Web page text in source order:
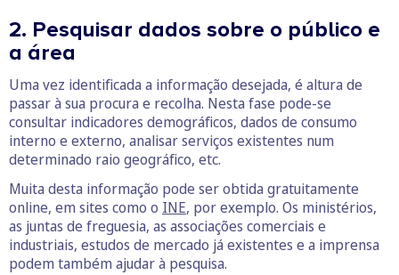
2. Pesquisar dados sobre o público e
a área
Uma vez identificada a informação desejada, é altura de
passar à sua procura e recolha. Nesta fase pode-se
consultar indicadores demográficos, dados de consumo
interno e externo, analisar serviços existentes num
determinado raio geográfico, etc.
Muita desta informação pode ser obtida gratuitamente
online, em sites como o INE, por exemplo. Os ministérios,
as juntas de freguesia, as associações comerciais e
industriais, estudos de mercado já existentes e a imprensa
podem também ajudar à pesquisa.